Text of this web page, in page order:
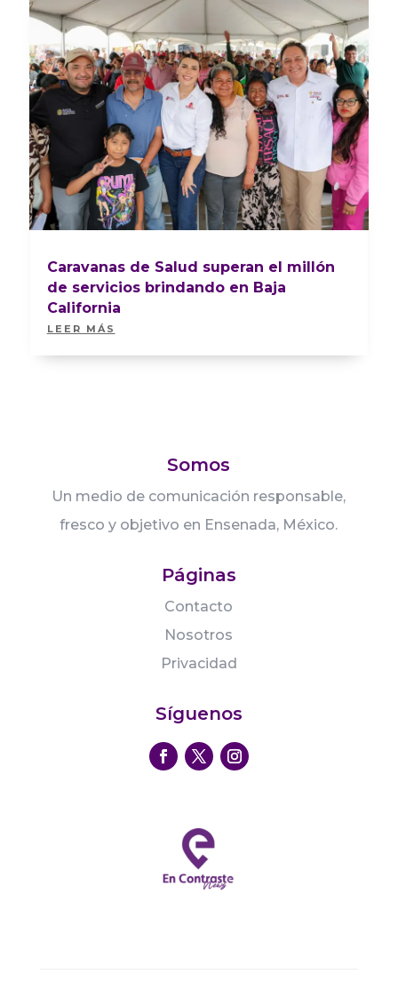
Caravanas de Salud superan el millón
de servicios brindando en Baja
California
LEER MÁS
Somos
Un medio de comunicación responsable,
fresco y objetivo en Ensenada, México.
Páginas
Contacto
Nosotros
Privacidad
Síguenos